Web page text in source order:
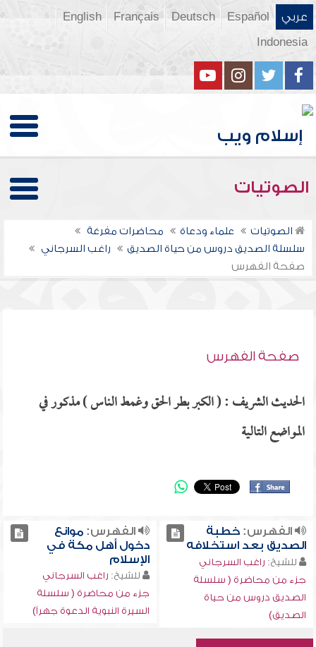
عربي Español
Deutsch
Français
English
Indonesia
الصوتيات
الصوتيات علماء ودعاة
محاضرات مفرغة
سلسلة الصديق دروس من حياة الصديق
راغب السرجاني
صفحة الفهرس
صفحة الفهرس
الحديث الشريف : ( الكبر بطر الحق وغمط الناس ) مذكور في
المواضع التالية
الفهرس:خطبة
الصديق بعد استخلافه
للشيخ: راغب السرجاني
جزء من محاضرة ( سلسلة
الصديق دروس من حياة
الصديق)
الفهرس:موانع
دخول أهل مكة في
الإسلام
للشيخ: راغب السرجاني
جزء من محاضرة ( سلسلة
السيرة النبوية الدعوة جهراً)